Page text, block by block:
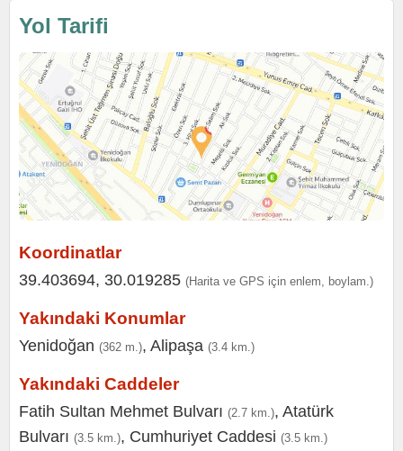
Yol Tarifi
Koordinatlar
39.403694, 30.019285 (Harita ve GPS için enlem, boylam.)
Yakındaki Konumlar
Yenidoğan (362 m.), Alipaşa (3.4 km.)
Yakındaki Caddeler
Fatih Sultan Mehmet Bulvarı (2.7 km.), Atatürk
Bulvarı (3.5 km.), Cumhuriyet Caddesi (3.5 km.)